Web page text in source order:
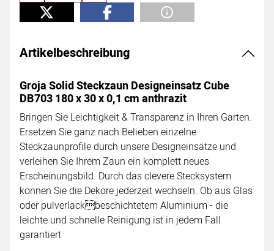
Artikelbeschreibung
Groja Solid Steckzaun Designeinsatz Cube
DB703 180 x 30 x 0,1 cm anthrazit
Bringen Sie Leichtigkeit & Transparenz in Ihren Garten.
Ersetzen Sie ganz nach Belieben einzelne
Steckzaunprofile durch unsere Designeinsätze und
verleihen Sie Ihrem Zaun ein komplett neues
Erscheinungsbild. Durch das clevere Stecksystem
können Sie die Dekore jederzeit wechseln. Ob aus Glas
oder pulverlackbeschichtetem Aluminium - die
leichte und schnelle Reinigung ist in jedem Fall
garantiert